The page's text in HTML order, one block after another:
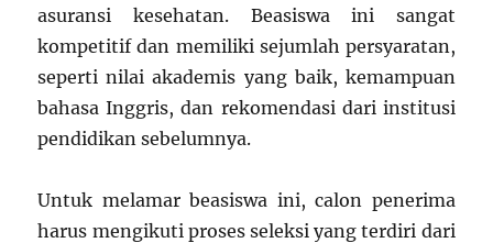
asuransi kesehatan. Beasiswa ini sangat
kompetitif dan memiliki sejumlah persyaratan,
seperti nilai akademis yang baik, kemampuan
bahasa Inggris, dan rekomendasi dari institusi
pendidikan sebelumnya.
Untuk melamar beasiswa ini, calon penerima
harus mengikuti proses seleksi yang terdiri dari